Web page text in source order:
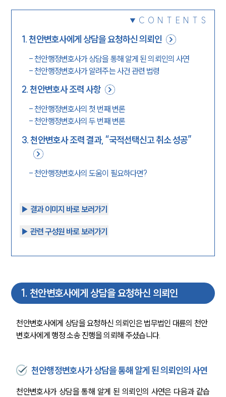
CONTENTS
1.천안변호사에게 상담을 요청하신 의뢰인
- 천안행정변호사가 상담을 통해 알게 된 의뢰인의 사연
- 천안행정변호사가 알려주는 사건 관련 법령
2.천안변호사 조력 사항
- 천안행정변호사의 첫 번째 변론
- 천안행정변호사의 두 번째 변론
3.천안변호사 조력 결과, “국적선택신고 취소 성공”
- 천안행정변호사의 도움이 필요하다면?
▶︎ 결과 이미지 바로 보러가기
▶︎ 관련 구성원 바로 보러가기
1. 천안변호사에게 상담을 요청하신 의뢰인
천안변호사에게 상담을 요청하신 의뢰인은 법무법인 대륜의 천안
변호사에게 행정 소송 진행을 의뢰해 주셨습니다.
천안행정변호사가 상담을 통해 알게 된 의뢰인의 사연
천안변호사가 상담을 통해 알게 된 의뢰인의 사연은 다음과 같습